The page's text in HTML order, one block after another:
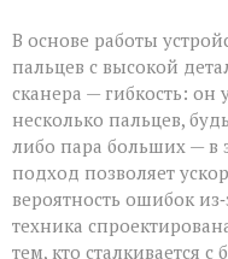
В основе работы
пальцев с высокой
сканера — гибкость: он
несколько пальцев,
либо пара больших — в
подход позволяет
вероятность ошибок
техника
тем, кто сталкивается